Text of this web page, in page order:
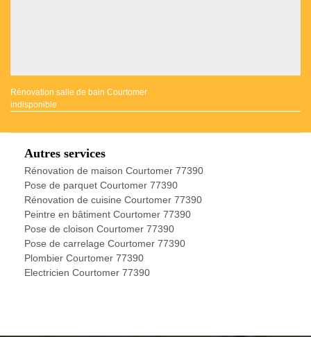
Rénovation salle de bain Courtomer
indisponible
Autres services
Rénovation de maison Courtomer 77390
Pose de parquet Courtomer 77390
Rénovation de cuisine Courtomer 77390
Peintre en bâtiment Courtomer 77390
Pose de cloison Courtomer 77390
Pose de carrelage Courtomer 77390
Plombier Courtomer 77390
Electricien Courtomer 77390